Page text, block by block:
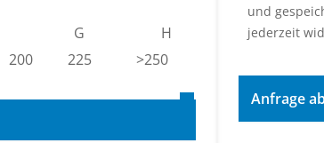
G
H
200 225 >250
und
jederzeit